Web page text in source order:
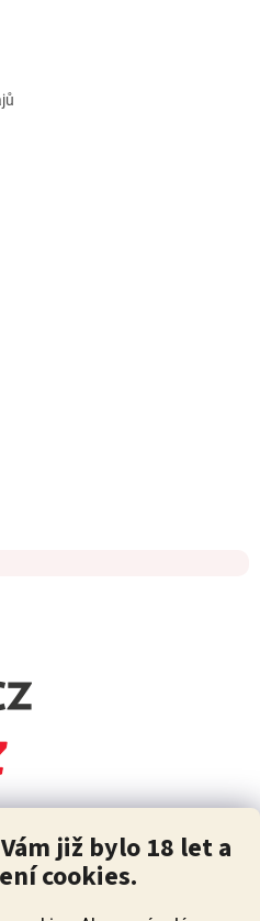
již bylo 18 let a
cookies.